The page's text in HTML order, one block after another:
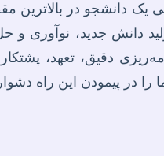
یک دانشجو در
دانش جدید، نوآوری
دقیق، تعهد،
را در پیمودن این راه